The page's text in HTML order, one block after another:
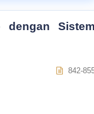
dengan Sistem
842-